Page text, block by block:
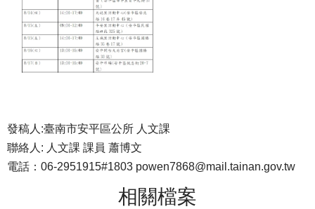
發稿人:臺南市安平區公所 人文課
聯絡人: 人文課 課員 蕭博文
電話：06-2951915#1803 powen7868@mail.tainan.gov.tw
相關檔案